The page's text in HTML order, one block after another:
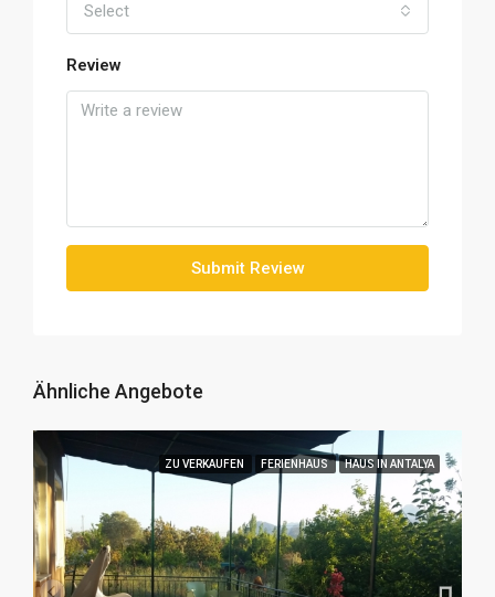
Select
Review
Submit Review
Ähnliche Angebote
ZU VERKAUFEN FERIENHAUS HAUS IN ANTALYA